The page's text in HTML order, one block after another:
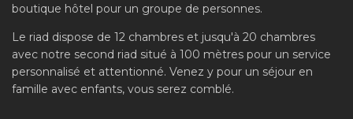
boutique hôtel pour un groupe de personnes.
Le riad dispose de 12 chambres et jusqu'à 20 chambres
avec notre second riad situé à 100 mètres pour un service
personnalisé et attentionné. Venez y pour un séjour en
famille avec enfants, vous serez comblé.